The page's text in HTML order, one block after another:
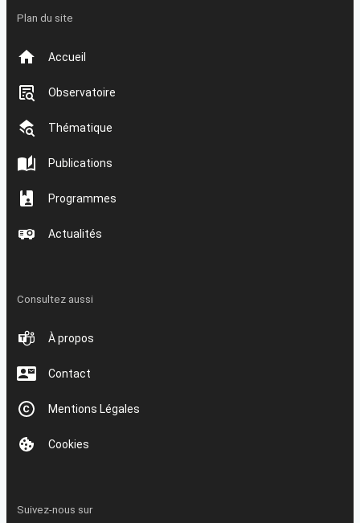
Plan du site
Accueil
Observatoire
Thématique
Publications
Programmes
Actualités
Consultez aussi
À propos
Contact
Mentions Légales
Cookies
Suivez-nous sur